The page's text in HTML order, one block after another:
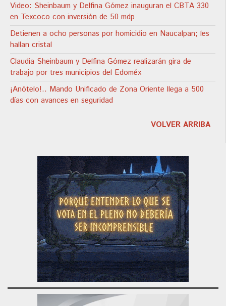
Video: Sheinbaum y Delfina Gómez inauguran el CBTA 330
en Texcoco con inversión de 50 mdp
Detienen a ocho personas por homicidio en Naucalpan; les
hallan cristal
Claudia Sheinbaum y Delfina Gómez realizarán gira de
trabajo por tres municipios del Edoméx
¡Anótelo!.. Mando Unificado de Zona Oriente llega a 500
días con avances en seguridad
VOLVER ARRIBA